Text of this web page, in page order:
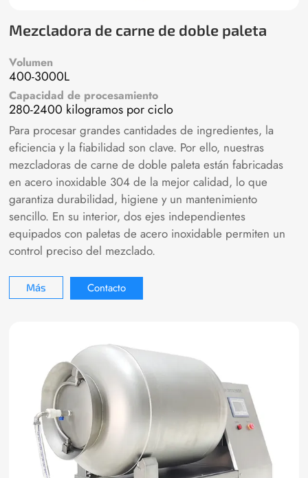
Mezcladora de carne de doble paleta
Volumen
400-3000L
Capacidad de procesamiento
280-2400 kilogramos por ciclo
Para procesar grandes cantidades de ingredientes, la
eficiencia y la fiabilidad son clave. Por ello, nuestras
mezcladoras de carne de doble paleta están fabricadas
en acero inoxidable 304 de la mejor calidad, lo que
garantiza durabilidad, higiene y un mantenimiento
sencillo. En su interior, dos ejes independientes
equipados con paletas de acero inoxidable permiten un
control preciso del mezclado.
Más Contacto